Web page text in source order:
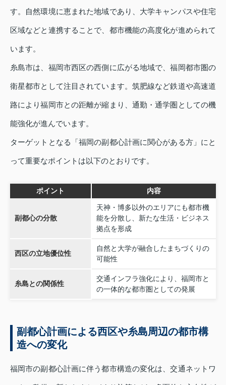
す。自然環境に恵まれた地域であり、大学キャンパスや住宅
区域などと連携することで、都市機能の高度化が進められて
います。
糸島市は、福岡市西区の西側に広がる地域で、福岡都市圏の
衛星都市として注目されています。筑肥線など鉄道や高速道
路により福岡市との距離が縮まり、通勤・通学圏としての機
能強化が進んでいます。
ターゲットとなる「福岡の副都心計画に関心がある方」にと
って重要なポイントは以下のとおりです。
ポイント 内容
副都心の分散
天神・博多以外のエリアにも都市機
能を分散し、新たな生活・ビジネス
拠点を形成
西区の立地優位性
自然と大学が融合したまちづくりの
可能性
糸島との関係性
交通インフラ強化により、福岡市と
の一体的な都市圏としての発展
副都心計画による西区や糸島周辺の都市構
造への変化
福岡市の副都心計画に伴う都市構造の変化は、交通ネットワ